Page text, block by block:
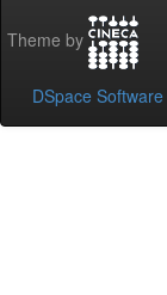
Theme by
DSpace Software